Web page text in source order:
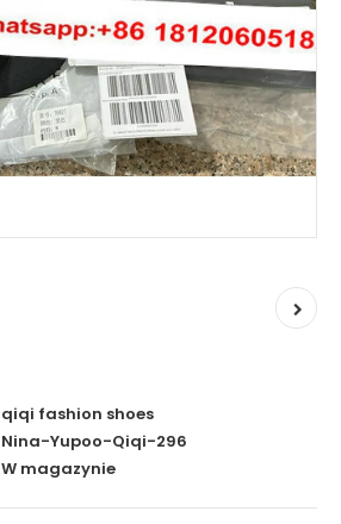
qiqi fashion shoes
Nina-Yupoo-Qiqi-296
W magazynie